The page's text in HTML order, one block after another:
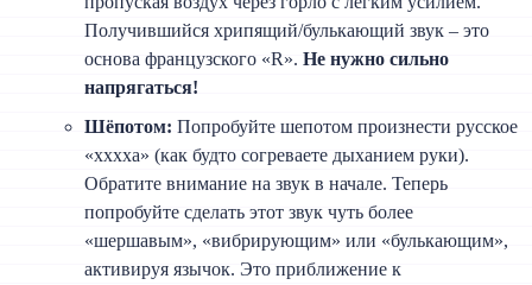
Получившийся хрипящий/булькающий звук – это
основа французского «R».Не нужно сильно
напрягаться!
Шёпотом: Попробуйте шепотом произнести русское
«хххха» (как будто согреваете дыханием руки).
Обратите внимание на звук в начале. Теперь
попробуйте сделать этот звук чуть более
«шершавым», «вибрирующим» или «булькающим»,
активируя язычок. Это приближение к